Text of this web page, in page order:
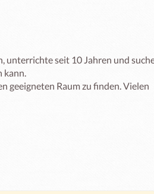
unterrichte seit 10 Jahren und
kann.
geeigneten Raum zu finden. Vielen